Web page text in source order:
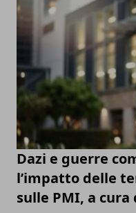
Dazi e guerre
l’impatto delle
sulle PMI, a cura